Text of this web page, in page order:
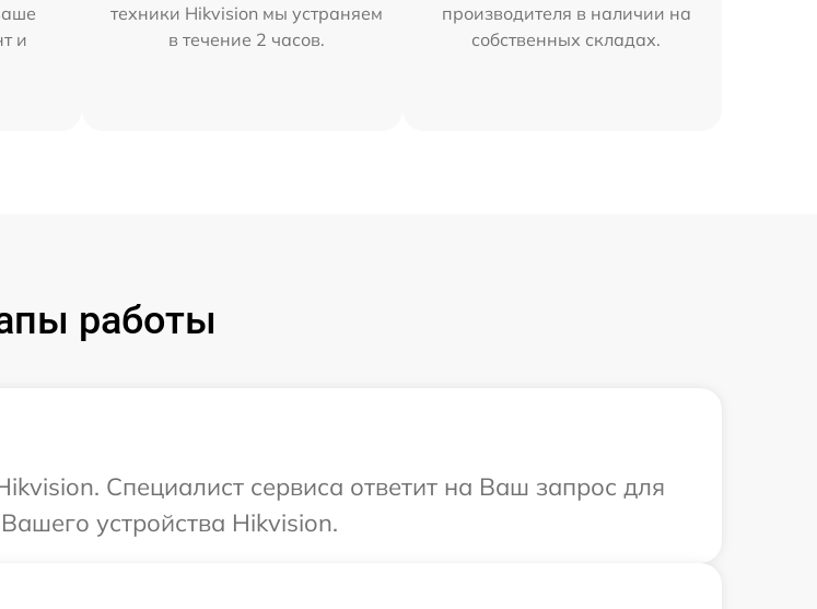
и
техники Hikvision мы устраняем
в течение 2 часов.
производителя в наличии на
собственных складах.
работы
Специалист сервиса ответит на Ваш запрос для
устройства Hikvision.